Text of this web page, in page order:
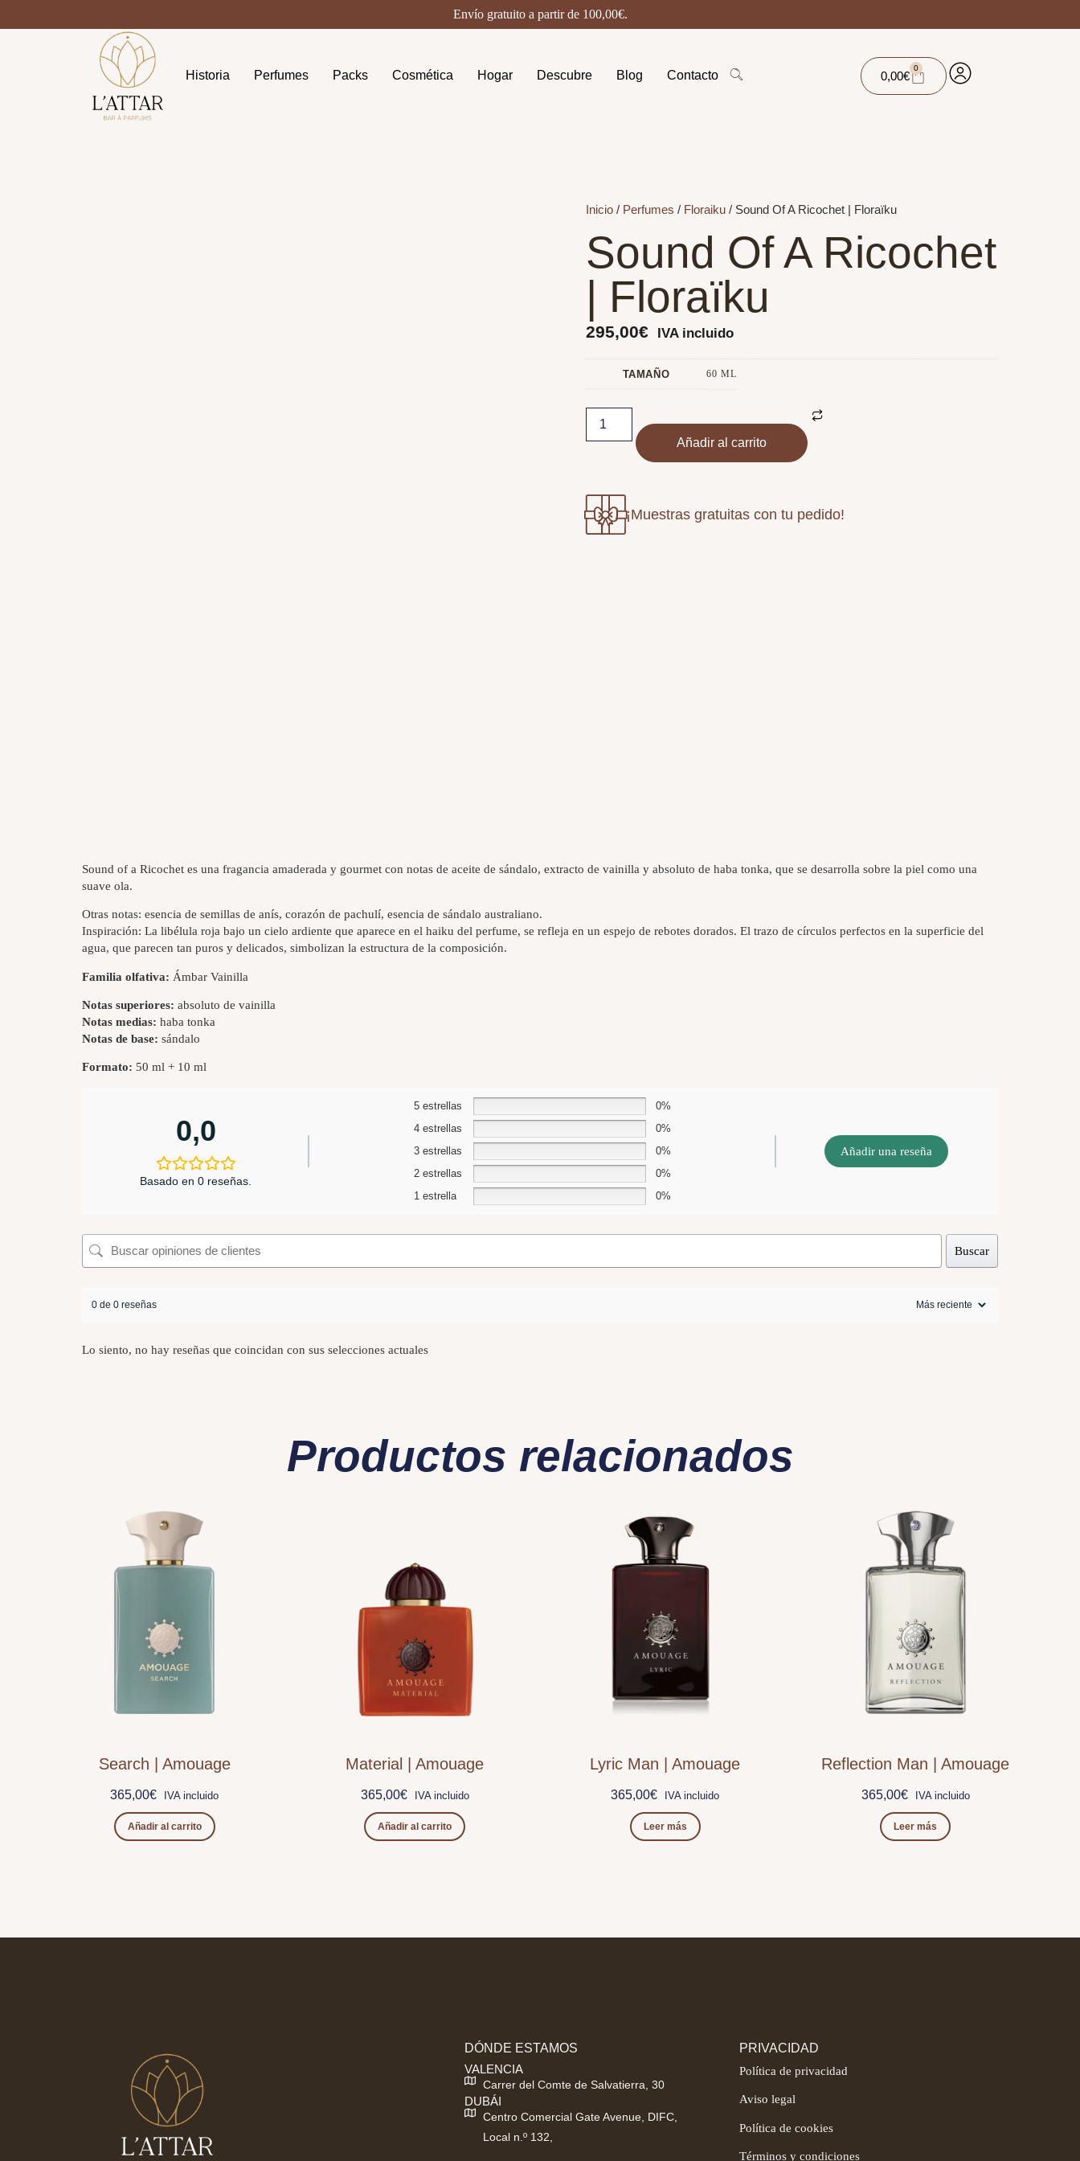
Historia Perfumes Packs Cosmética Hogar Descubre Blog Contacto 0,00€
0
Inicio / Perfumes / Floraiku / Sound Of A Ricochet | Floraïku
Sound Of A Ricochet
| Floraïku
295,00€ IVA incluido
TAMAÑO 60 ML
Añadir al carrito
¡Muestras gratuitas con tu pedido!
Sound of a Ricochet es una fragancia amaderada y gourmet con notas de aceite de sándalo, extracto de vainilla y absoluto de haba tonka, que se desarrolla sobre la piel como una
suave ola.
Otras notas: esencia de semillas de anís, corazón de pachulí, esencia de sándalo australiano.
Inspiración: La libélula roja bajo un cielo ardiente que aparece en el haiku del perfume, se refleja en un espejo de rebotes dorados. El trazo de círculos perfectos en la superficie del
agua, que parecen tan puros y delicados, simbolizan la estructura de la composición.
Familia olfativa: Ámbar Vainilla
Notas superiores: absoluto de vainilla
Notas medias: haba tonka
Notas de base: sándalo
Formato: 50 ml + 10 ml
0,0
Basado en 0 reseñas.
5 estrellas
0%
4 estrellas
0%
3 estrellas
0%
2 estrellas
0%
1 estrella
0%
Añadir una reseña
Buscar
0 de 0 reseñas
Lo siento, no hay reseñas que coincidan con sus selecciones actuales
Productos relacionados
Search | Amouage
365,00€ IVA incluido
Añadir al carrito
Material | Amouage
365,00€ IVA incluido
Añadir al carrito
Lyric Man | Amouage
365,00€ IVA incluido
Leer más
Reflection Man | Amouage
365,00€ IVA incluido
Leer más
DÓNDE ESTAMOS
VALENCIA
Carrer del Comte de Salvatierra, 30
DUBÁI
Centro Comercial Gate Avenue, DIFC,
Local n.º 132,
PRIVACIDAD
Política de privacidad
Aviso legal
Política de cookies
Términos y condiciones
Envío gratuito a partir de 100,00€.